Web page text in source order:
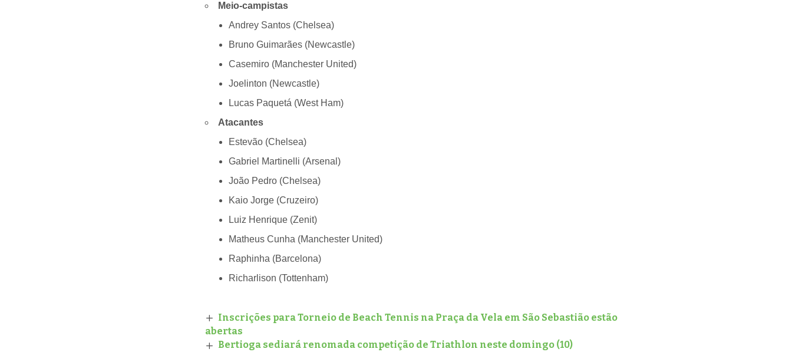
Meio-campistas
Andrey Santos (Chelsea)
Bruno Guimarães (Newcastle)
Casemiro (Manchester United)
Joelinton (Newcastle)
Lucas Paquetá (West Ham)
Atacantes
Estevão (Chelsea)
Gabriel Martinelli (Arsenal)
João Pedro (Chelsea)
Kaio Jorge (Cruzeiro)
Luiz Henrique (Zenit)
Matheus Cunha (Manchester United)
Raphinha (Barcelona)
Richarlison (Tottenham)
Inscrições para Torneio de Beach Tennis na Praça da Vela em São Sebastião estão
abertas
Bertioga sediará renomada competição de Triathlon neste domingo (10)